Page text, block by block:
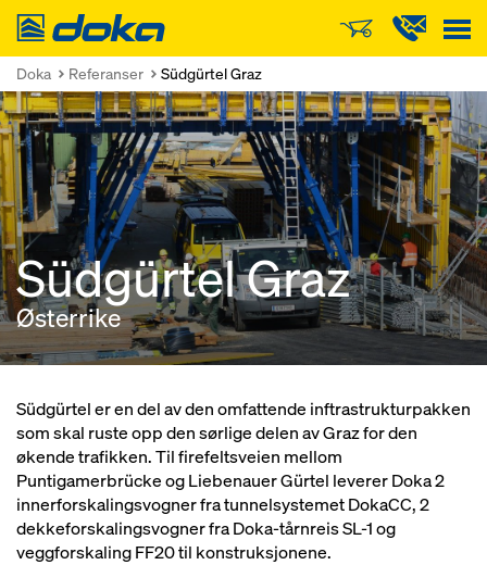
Doka
Doka Referanser Südgürtel Graz
Südgürtel Graz
Østerrike
Südgürtel er en del av den omfattende inftrastrukturpakken
som skal ruste opp den sørlige delen av Graz for den
økende trafikken. Til firefeltsveien mellom
Puntigamerbrücke og Liebenauer Gürtel leverer Doka 2
innerforskalingsvogner fra tunnelsystemet DokaCC, 2
dekkeforskalingsvogner fra Doka-tårnreis SL-1 og
veggforskaling FF20 til konstruksjonene.